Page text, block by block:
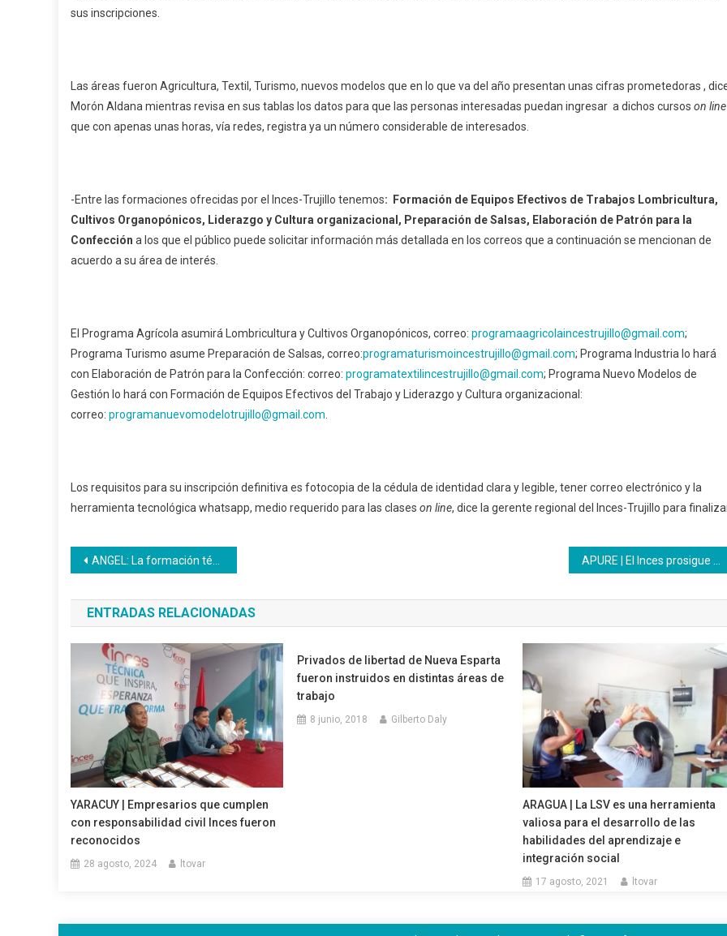
sus inscripciones.
Las áreas fueron Agricultura, Textil, Turismo, nuevos modelos que en lo que va del año presentan unas cifras prometedoras ,
Morón Aldana mientras revisa en sus tablas los datos para que las personas interesadas puedan ingresar a dichos cursos on line
que con apenas unas horas, vía redes, registra ya un número considerable de interesados.
-Entre las formaciones ofrecidas por el Inces-Trujillo tenemos: Formación de Equipos Efectivos de Trabajos Lombricultura,
Cultivos Organopónicos, Liderazgo y Cultura organizacional, Preparación de Salsas, Elaboración de Patrón para la
Confección a los que el público puede solicitar información más detallada en los correos que a continuación se mencionan de
acuerdo a su área de interés.
El Programa Agrícola asumirá Lombricultura y Cultivos Organopónicos, correo: programaagricolaincestrujillo@gmail.com;
Programa Turismo asume Preparación de Salsas, correo:programaturismoincestrujillo@gmail.com; Programa Industria lo hará
con Elaboración de Patrón para la Confección: correo: programatextilincestrujillo@gmail.com; Programa Nuevo Modelos de
Gestión lo hará con Formación de Equipos Efectivos del Trabajo y Liderazgo y Cultura organizacional:
correo: programanuevomodelotrujillo@gmail.com
Los requisitos para su inscripción definitiva es fotocopia de la cédula de identidad clara y legible, tener correo electrónico y la
herramienta tecnológica whatsapp, medio requerido para las clases on line, dice la gerente regional del Inces-Trujillo para
Navegación
de
entradas
ANGEL: La formación técnica profesional debe corresponder al aparato productivo de la nación
ENTRADAS RELACIONADAS
YARACUY | Empresarios que cumplen
con responsabilidad civil Inces fueron
reconocidos
28 agosto, 2024 ltovar
Privados de libertad de Nueva Esparta
fueron instruidos en distintas áreas de
trabajo
8 junio, 2018 Gilberto Daly
ARAGUA | La LSV es una herramienta
valiosa para el desarrollo de las
habilidades del aprendizaje e
integración social
17 agosto, 2021 ltovar